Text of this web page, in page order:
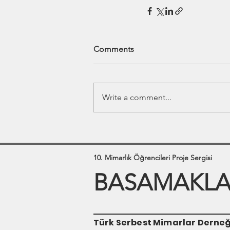
Comments
Write a comment...
10. Mimarlık Öğrencileri Proje Sergisi
Türk Serbest Mimarlar